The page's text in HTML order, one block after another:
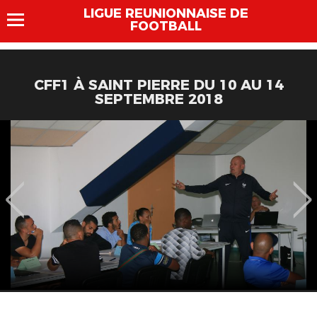
LIGUE REUNIONNAISE DE
FOOTBALL
CFF1 À SAINT PIERRE DU 10 AU 14
SEPTEMBRE 2018